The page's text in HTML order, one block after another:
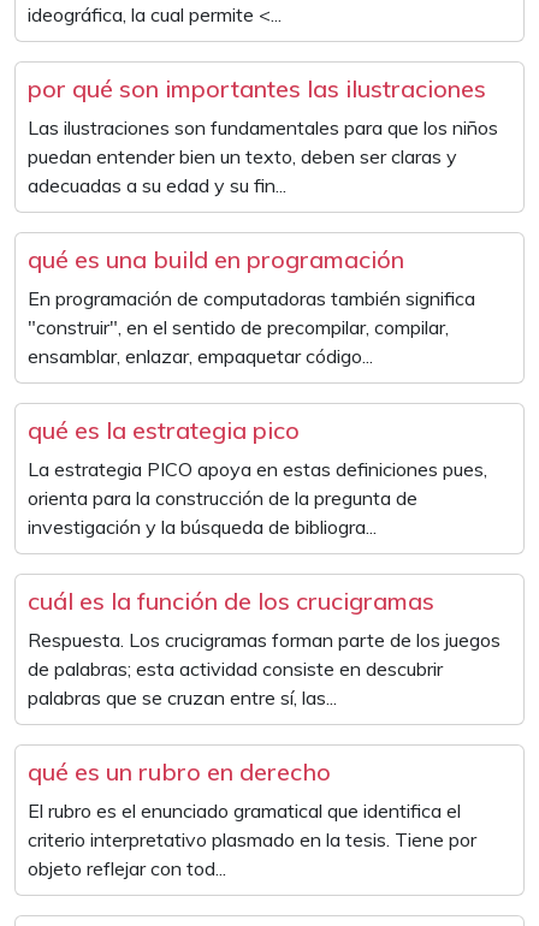
ideográfica, la cual permite <...
por qué son importantes las ilustraciones
Las ilustraciones son fundamentales para que los niños
puedan entender bien un texto, deben ser claras y
adecuadas a su edad y su fin...
qué es una build en programación
En programación de computadoras también significa
"construir", en el sentido de precompilar, compilar,
ensamblar, enlazar, empaquetar código...
qué es la estrategia pico
La estrategia PICO apoya en estas definiciones pues,
orienta para la construcción de la pregunta de
investigación y la búsqueda de bibliogra...
cuál es la función de los crucigramas
Respuesta. Los crucigramas forman parte de los juegos
de palabras; esta actividad consiste en descubrir
palabras que se cruzan entre sí, las...
qué es un rubro en derecho
El rubro es el enunciado gramatical que identifica el
criterio interpretativo plasmado en la tesis. Tiene por
objeto reflejar con tod...